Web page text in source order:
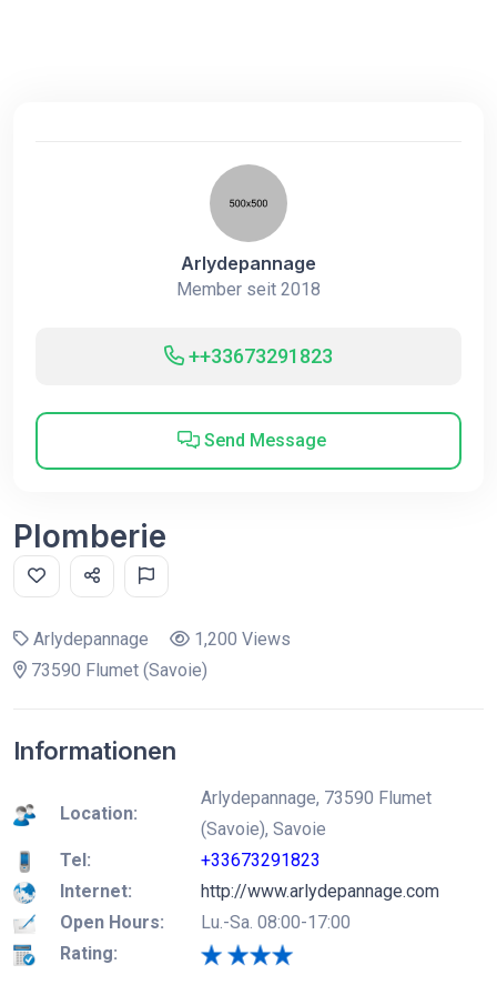
Arlydepannage
Member seit 2018
++33673291823
Send Message
Plomberie
Arlydepannage
1,200 Views
73590 Flumet (Savoie)
Informationen
Location:
Arlydepannage, 73590 Flumet
(Savoie), Savoie
Tel:
+33673291823
Internet:
http://www.arlydepannage.com
Open Hours:
Lu.-Sa. 08:00-17:00
Rating: